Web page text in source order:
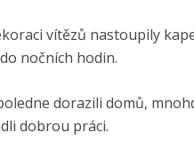
vítězů nastoupily
nočních hodin.
dorazili domů,
dobrou práci.